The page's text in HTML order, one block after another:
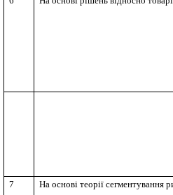
7 На основі теорії сегментування